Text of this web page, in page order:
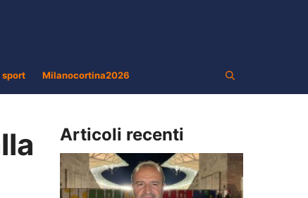
Milanocortina2026
Articoli recenti